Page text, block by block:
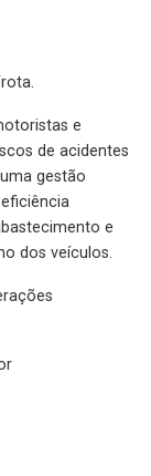
e
de acidentes
gestão
e
dos veículos.